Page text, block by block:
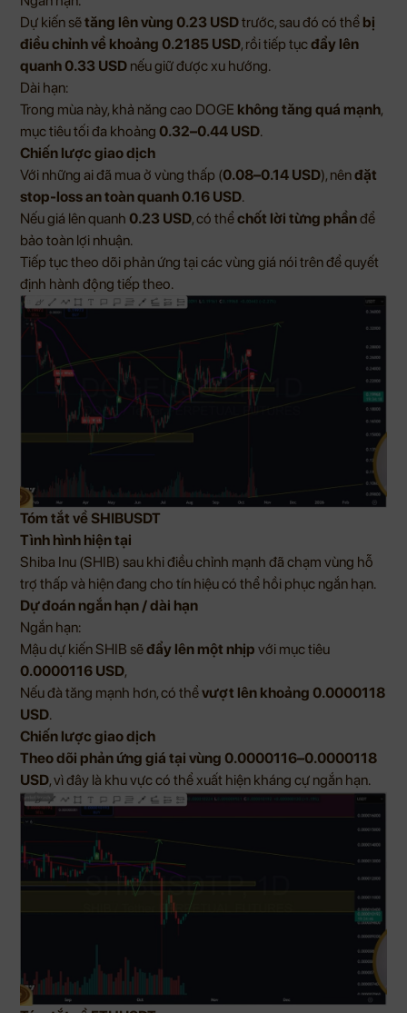
Dự kiến sẽtăng lên vùng 0.23 USDtrước, sau đó có thể bị
điều chỉnh về khoảng 0.2185 USD, rồi tiếp tụcđẩy lên
quanh 0.33 USD nếu giữ được xu hướng.
Dài hạn:
Trong mùa này, khả năng cao DOGE không tăng quá mạnh,
mục tiêu tối đa khoảng 0.32–0.44 USD.
Chiến lược giao dịch
Với những ai đã mua ở vùng thấp (0.08–0.14 USD), nênđặt
stop-loss an toàn quanh 0.16 USD.
Nếu giá lên quanh 0.23 USD, có thểchốt lời từng phầnđể
bảo toàn lợi nhuận.
Tiếp tục theo dõi phản ứng tại các vùng giá nói trên để quyết
định hành động tiếp theo.
Tóm tắt về SHIBUSDT
Tình hình hiện tại
Shiba Inu (SHIB) sau khi điều chỉnh mạnh đã chạm vùng hỗ
trợ thấp và hiện đang cho tín hiệu có thể hồi phục ngắn hạn.
Dự đoán ngắn hạn / dài hạn
Ngắn hạn:
Mậu dự kiến SHIB sẽđẩy lên một nhịp với mục tiêu
0.0000116 USD,
Nếu đà tăng mạnh hơn, có thểvượt lên khoảng 0.0000118
USD.
Chiến lược giao dịch
Theo dõi phản ứng giá tại vùng 0.0000116–0.0000118
USD, vì đây là khu vực có thể xuất hiện kháng cự ngắn hạn.